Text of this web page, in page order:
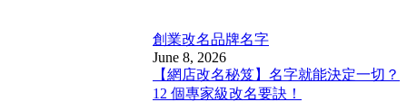
創業改名品牌名字
June 8, 2026
【網店改名秘笈】名字就能決定一切？
12 個專家級改名要訣！